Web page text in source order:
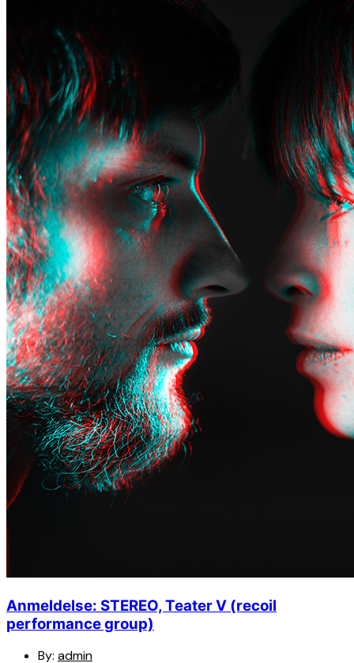
Anmeldelse: STEREO, Teater V (recoil
performance group)
By: admin